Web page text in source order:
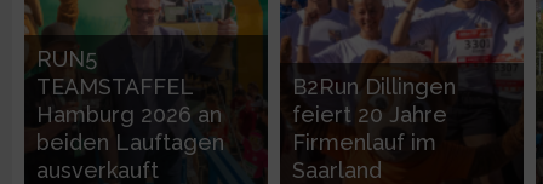
RUN5
TEAMSTAFFEL
Hamburg 2026 an
beiden Lauftagen
ausverkauft
B2Run Dillingen
feiert 20 Jahre
Firmenlauf im
Saarland
Entwicklung und Verbesserung der Angebote
Verwendung reduzierter Daten zur Auswahl von Inhalten
IAB-Besonderheiten: